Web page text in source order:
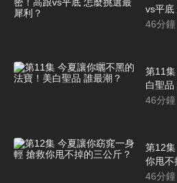
vs平底
46分鐘
第11
白聖品
46分鐘
第12
你甩不
46分鐘